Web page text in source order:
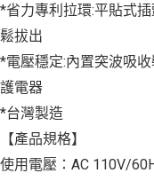
*省力專利拉環:平貼式
鬆拔出
*電壓穩定:內置突波吸
護電器
*台灣製造
【產品規格】
使用電壓：AC 110V/